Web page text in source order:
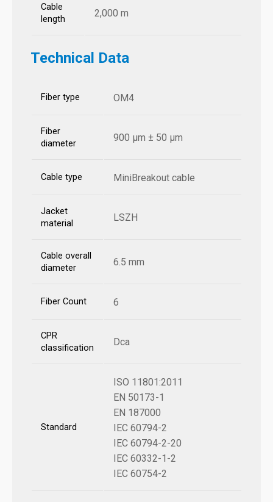
Cable
length
2,000 m
Technical Data
Fiber type OM4
Fiber
diameter
900 µm ± 50 µm
Cable type MiniBreakout cable
Jacket
material
LSZH
Cable overall
diameter
6.5 mm
Fiber Count 6
CPR
classification
Dca
Standard
ISO 11801:2011
EN 50173-1
EN 187000
IEC 60794-2
IEC 60794-2-20
IEC 60332-1-2
IEC 60754-2